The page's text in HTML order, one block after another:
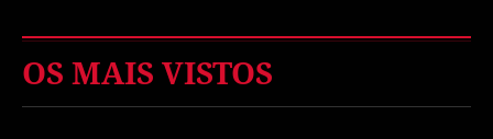
OS MAIS VISTOS